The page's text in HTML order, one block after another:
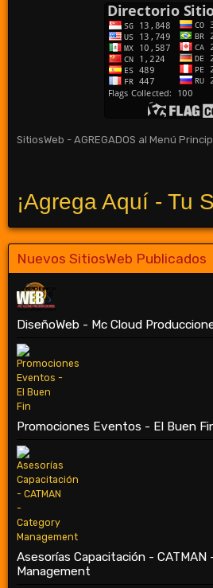
SitiosWeb - AGREGADOS al Menú
¡Agrega Aquí - Tu
Nuevos SitiosWeb Publicados
DiseñoWeb - Mc Cloud
Promociones Eventos - El Buen
Asesorías Capacitación - CATMAN
Management